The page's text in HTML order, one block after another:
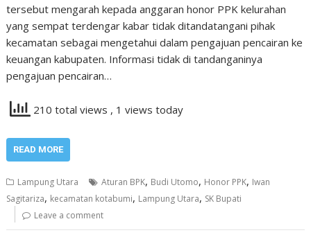
tersebut mengarah kepada anggaran honor PPK kelurahan
yang sempat terdengar kabar tidak ditandatangani pihak
kecamatan sebagai mengetahui dalam pengajuan pencairan ke
keuangan kabupaten. Informasi tidak di tandanganinya
pengajuan pencairan…
210 total views , 1 views today
READ MORE
Lampung Utara Aturan BPK, Budi Utomo, Honor PPK, Iwan
Sagitariza, kecamatan kotabumi, Lampung Utara, SK Bupati
Leave a comment